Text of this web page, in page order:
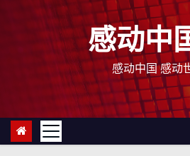
感动中
感动中国 感动